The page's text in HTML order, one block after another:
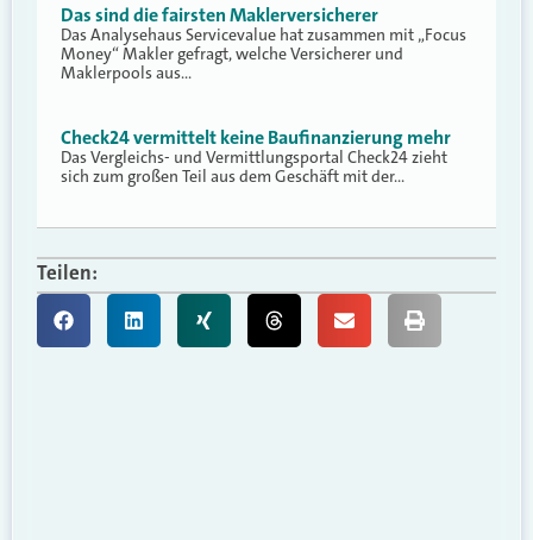
Das sind die fairsten Maklerversicherer
Das Analysehaus Servicevalue hat zusammen mit „Focus
Money“ Makler gefragt, welche Versicherer und
Maklerpools aus…
Check24 vermittelt keine Baufinanzierung mehr
Das Vergleichs- und Vermittlungsportal Check24 zieht
sich zum großen Teil aus dem Geschäft mit der…
Teilen: